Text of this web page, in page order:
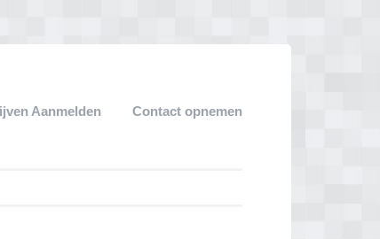
Aanmelden Contact opnemen